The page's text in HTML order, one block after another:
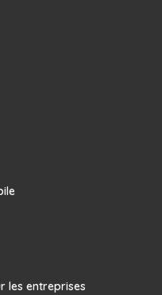
les entreprises